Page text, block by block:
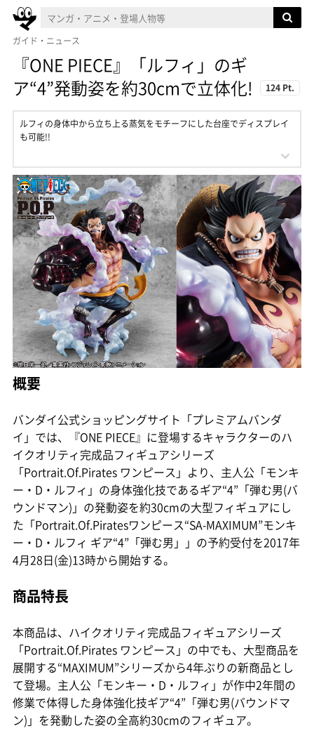
ガイド・ニュース
『ONE PIECE』「ルフィ」のギ
ア“4”発動姿を約30cmで立体化!
124 Pt.
ルフィの身体中から立ち上る蒸気をモチーフにした台座でディスプレイ
も可能!!
概要
バンダイ公式ショッピングサイト「プレミアムバンダ
イ」では、『ONE PIECE』に登場するキャラクターのハ
イクオリティ完成品フィギュアシリーズ
「Portrait.Of.Pirates ワンピース」より、主人公「モンキ
ー・D・ルフィ」の身体強化技であるギア“4”「弾む男(バ
ウンドマン)」の発動姿を約30cmの大型フィギュアにし
た「Portrait.Of.Piratesワンピース“SA-MAXIMUM”モンキ
ー・D・ルフィ ギア“4”「弾む男」」の予約受付を2017年
4月28日(金)13時から開始する。
商品特長
本商品は、ハイクオリティ完成品フィギュアシリーズ
「Portrait.Of.Pirates ワンピース」の中でも、大型商品を
展開する“MAXIMUM”シリーズから4年ぶりの新商品とし
て登場。主人公「モンキー・D・ルフィ」が作中2年間の
修業で体得した身体強化技ギア“4”「弾む男(バウンドマ
ン)」を発動した姿の全高約30cmのフィギュア。